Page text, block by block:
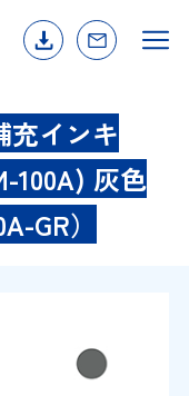
充インキ
100A) 灰色
GR）